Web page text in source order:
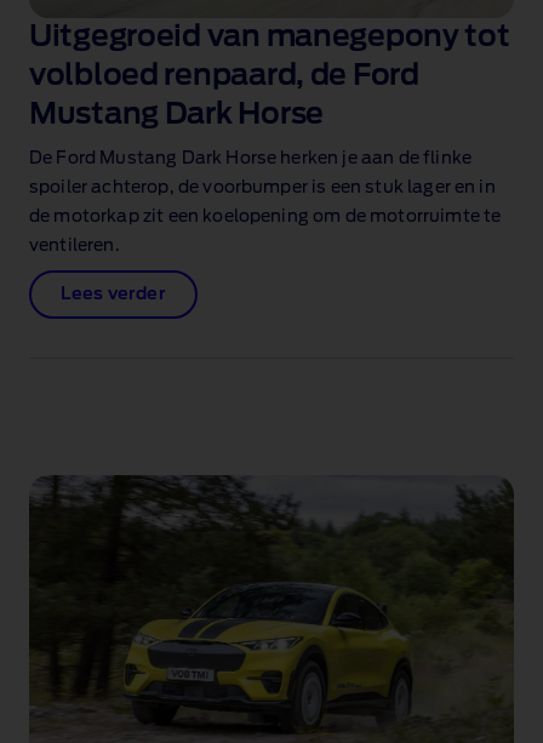
Uitgegroeid van manegepony tot
volbloed renpaard, de Ford
Mustang Dark Horse
De Ford Mustang Dark Horse herken je aan de flinke
spoiler achterop, de voorbumper is een stuk lager en in
de motorkap zit een koelopening om de motorruimte te
ventileren.
Lees verder